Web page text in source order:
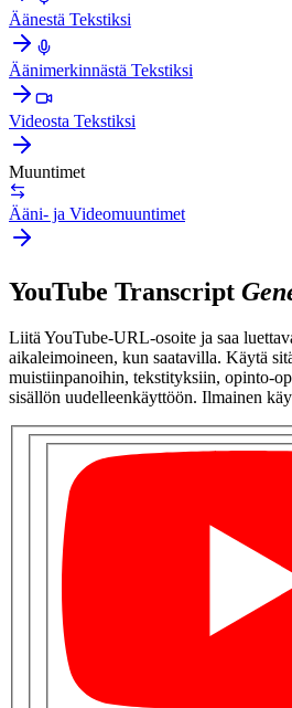
Äänestä Tekstiksi
Äänimerkinnästä Tekstiksi
Videosta Tekstiksi
Muuntimet
Ääni- ja Videomuuntimet
YouTube Transcript
Liitä YouTube-URL-osoite ja saa
aikaleimoineen, kun saatavilla. Käytä
muistiinpanoihin, tekstityksiin, opinto-
sisällön uudelleenkäyttöön. Ilmainen